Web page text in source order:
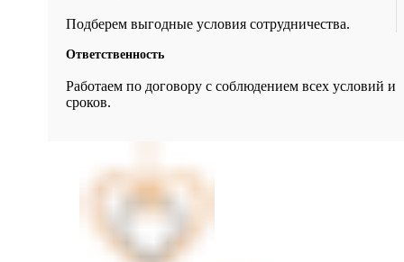
Подберем выгодные условия сотрудничества.
Ответственность
Работаем по договору с соблюдением всех условий и
сроков.